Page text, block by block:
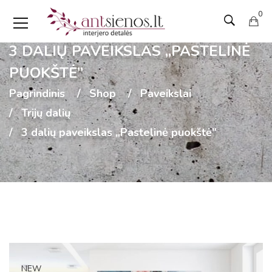
0
3 DALIŲ PAVEIKSLAS „PASTELINĖ
PUOKŠTĖ”
Pagrindinis Shop
Paveikslai
Trijų dalių
3 dalių paveikslas „Pastelinė puokštė”
NEW